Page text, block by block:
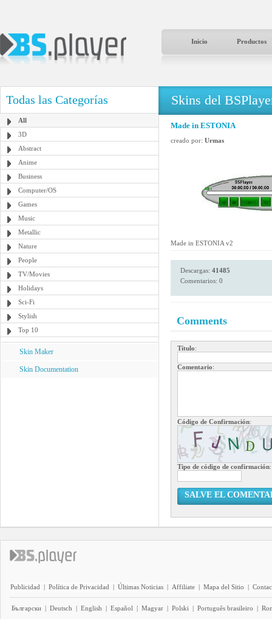
Inicio Productos
Todas las Categorías
All
3D
Abstract
Anime
Business
Computer/OS
Games
Music
Metallic
Nature
People
TV/Movies
Holidays
Sci-Fi
Stylish
Top 10
Skin Maker
Skin Documentation
Skins del
Made in ESTONIA
creado por: Urmas
Made in ESTONIA v2
Descargas: 41485
Comentarios: 0
Comments
Título:
Comentario:
Código de Confirmación:
Tipo de código de confirmación:
SALVE EL
Publicidad | Política de Privacidad | Últimas Noticias | Affiliate | Mapa del Sitio |
Български | Deutsch | English | Español | Magyar | Polski | Português brasileiro |